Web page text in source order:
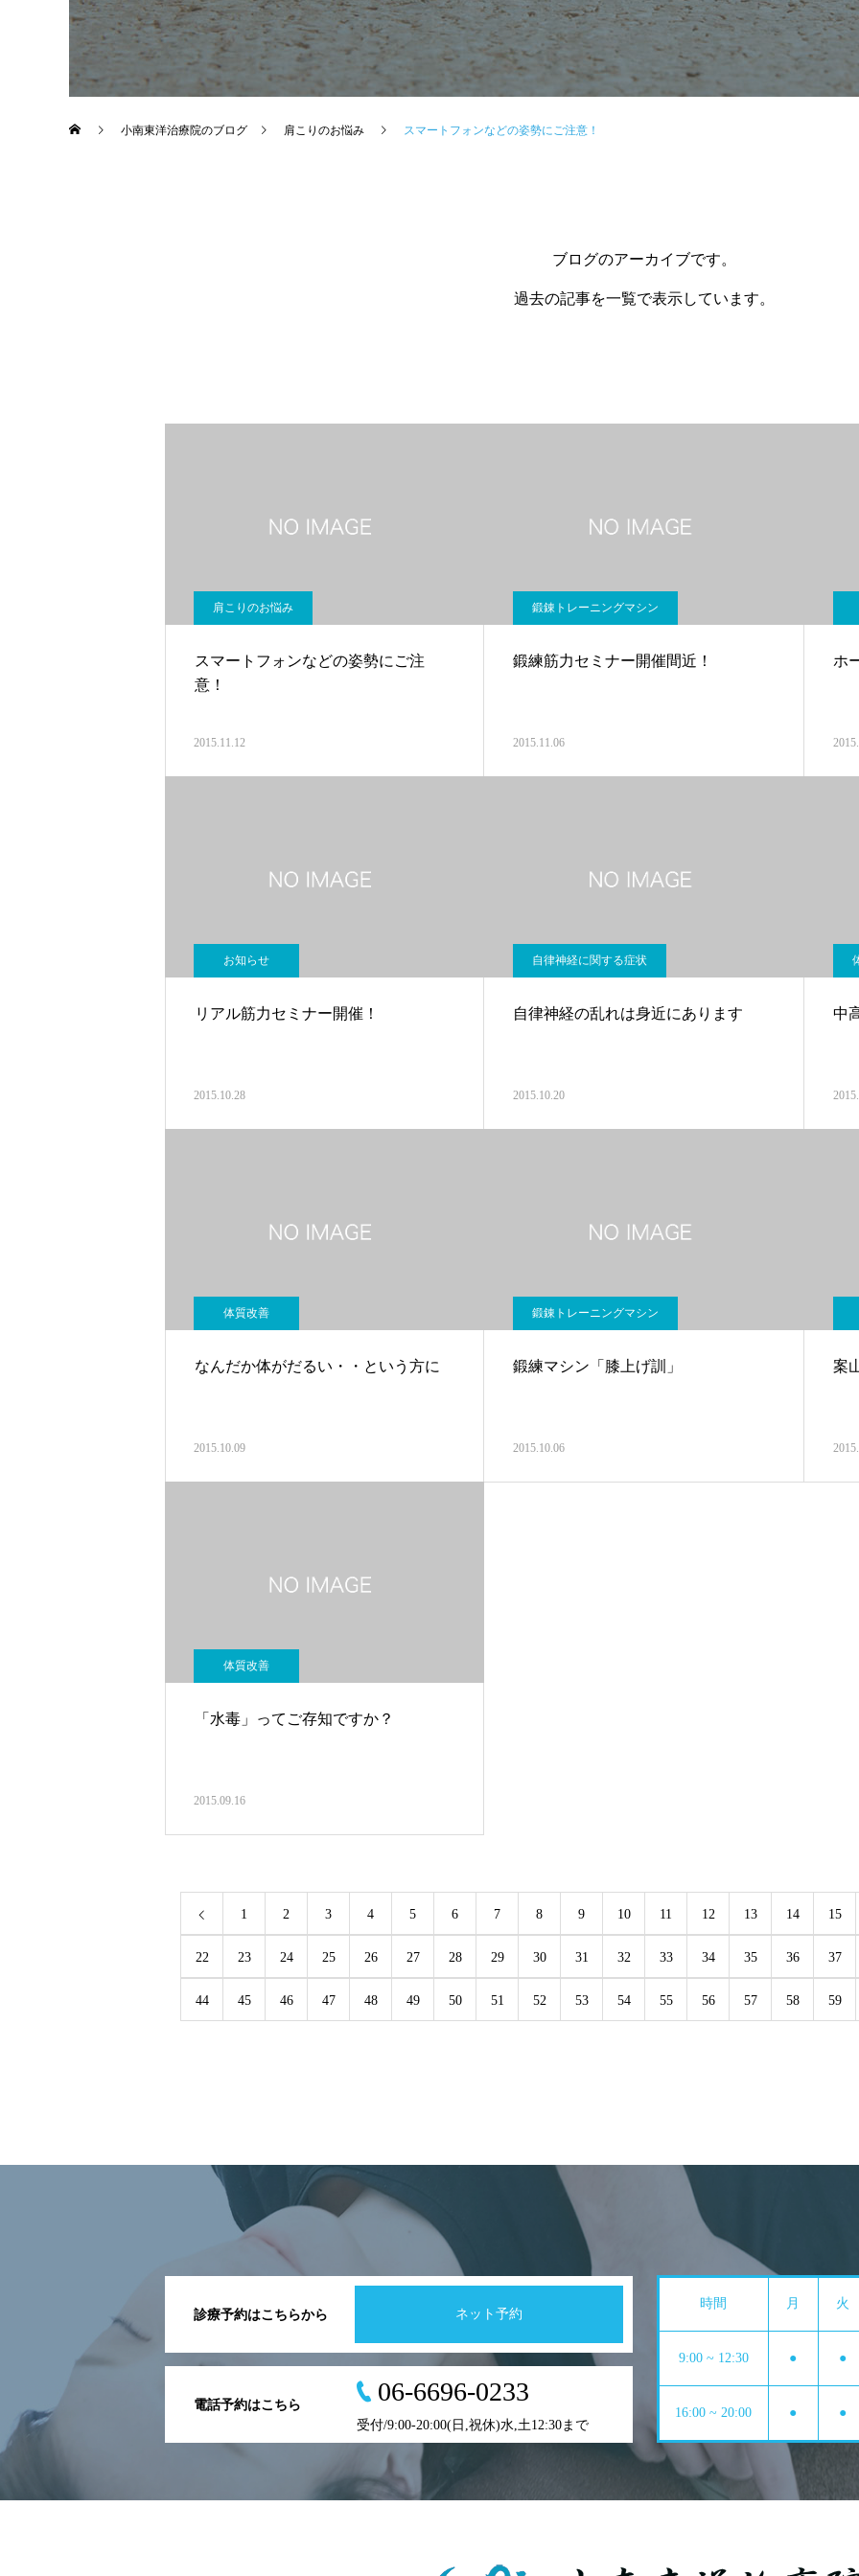
小南東洋治療院のブログ 肩こりのお悩み スマートフォンなどの姿勢にご注意！
ブログのアーカイブです。
過去の記事を一覧で表示しています。
肩こりのお悩み
スマートフォンなどの姿勢にご注
意！
2015.11.12
鍛錬トレーニングマシン
鍛練筋力セミナー開催間近！
2015.11.06
ホ
お知らせ
リアル筋力セミナー開催！
2015.10.28
自律神経に関する症状
自律神経の乱れは身近にあります
2015.10.20
中
体質改善
なんだか体がだるい・・という方に
2015.10.09
鍛錬トレーニングマシン
鍛練マシン「膝上げ訓」
2015.10.06
案
体質改善
「水毒」ってご存知ですか？
2015.09.16
1 2 3 4 5 6 7 8 9 10 11 12 13 14 15
22 23 24 25 26 27 28 29 30 31 32 33 34 35 36 37
44 45 46 47 48 49 50 51 52 53 54 55 56 57 58 59
診療予約はこちらから ネット予約
電話予約はこちら 06-6696-0233
受付/9:00-20:00(日,祝休)水,土12:30まで
時間 月 火
9:00 ~ 12:30 ● ●
16:00 ~ 20:00 ● ●